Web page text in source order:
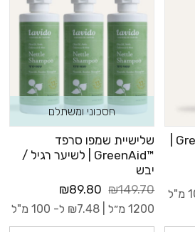
חסכוני ומשתלם
שלישיית שמפו סרפד
™GreenAid | לשיער רגיל /
יבש
₪149.70
₪89.80
1200 מ״ל | ₪7.48 ל- 100 מ"ל